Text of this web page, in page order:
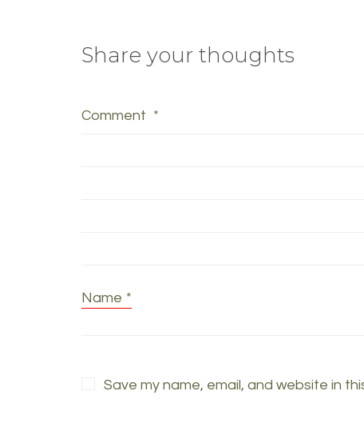
Share your thoughts
Comment *
Name *
Save my name, email, and website in